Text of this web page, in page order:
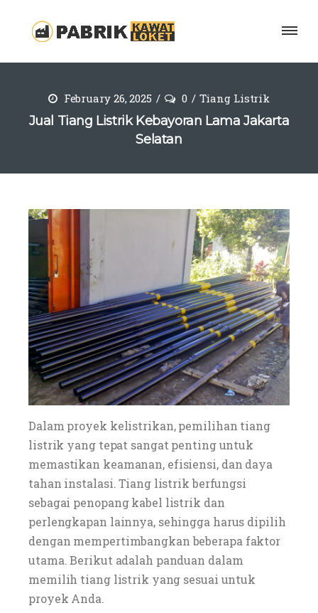
February 26, 2025 0 Tiang Listrik
Jual Tiang Listrik Kebayoran Lama Jakarta
Selatan
Dalam proyek kelistrikan, pemilihan tiang
listrik yang tepat sangat penting untuk
memastikan keamanan, efisiensi, dan daya
tahan instalasi. Tiang listrik berfungsi
sebagai penopang kabel listrik dan
perlengkapan lainnya, sehingga harus dipilih
dengan mempertimbangkan beberapa faktor
utama. Berikut adalah panduan dalam
memilih tiang listrik yang sesuai untuk
proyek Anda.